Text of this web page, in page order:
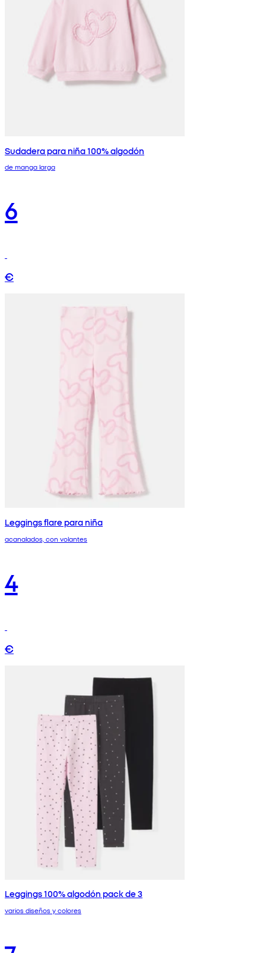
Sudadera para niña 100% algodón
de manga larga
6
€
Leggings flare para niña
acanalados, con volantes
4
€
Leggings 100% algodón pack de 3
varios diseños y colores